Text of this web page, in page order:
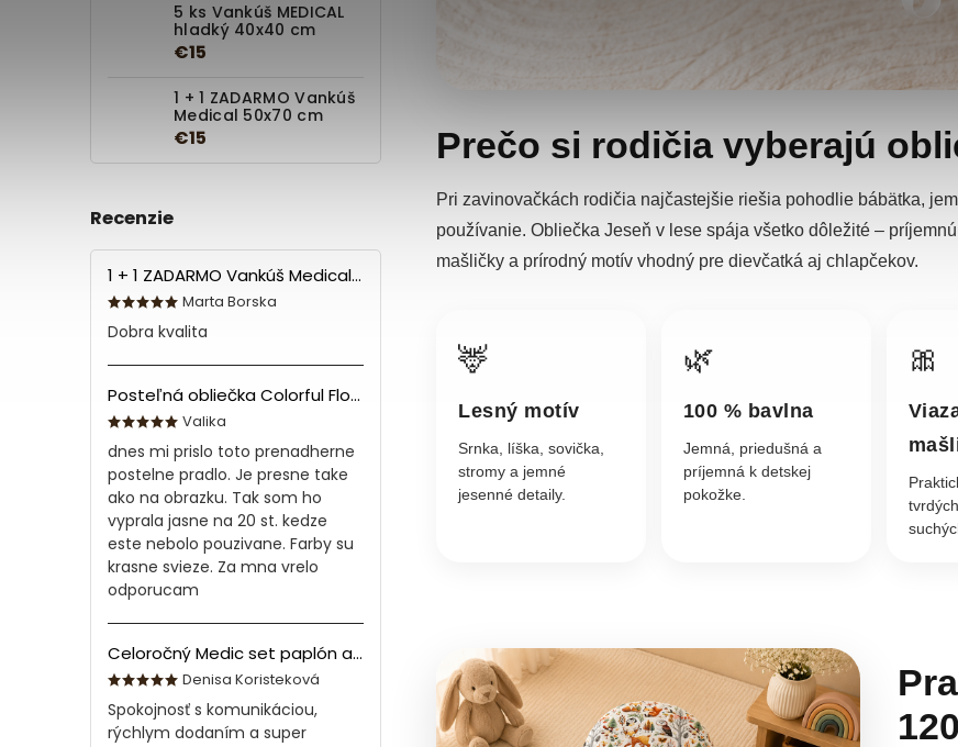
5 ks Vankúš MEDICAL
hladký 40x40 cm
€15
1 + 1 ZADARMO Vankúš
Medical 50x70 cm
€15
Recenzie
1 + 1 ZADARMO Vankúš Medical 70x90 cm
Marta Borska
Dobra kvalita
Posteľná obliečka Colorful Flowers Modrá 140x200/70x90 cm
Valika
dnes mi prislo toto prenadherne
postelne pradlo. Je presne take
ako na obrazku. Tak som ho
vyprala jasne na 20 st. kedze
este nebolo pouzivane. Farby su
krasne svieze. Za mna vrelo
odporucam
Celoročný Medic set paplón a vankúš z bavlny
Denisa Koristeková
Spokojnosť s komunikáciou,
rýchlym dodaním a super
Prečo si rodičia vyberajú
Pri zavinovačkách rodičia najčastejšie riešia pohodlie bábätka,
používanie. Obliečka Jeseň v lese spája všetko dôležité –
mašličky a prírodný motív vhodný pre dievčatká aj chlapčekov.
🦌
Lesný motív
Srnka, líška, sovička,
stromy a jemné
jesenné detaily.
🌿
100 % bavlna
Jemná, priedušná a
príjemná k detskej
pokožke.
🎀